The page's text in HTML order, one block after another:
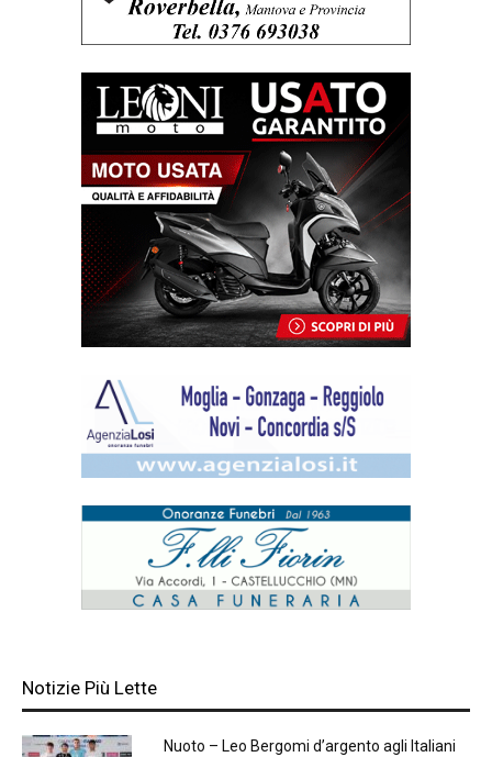
Notizie Più Lette
Nuoto – Leo Bergomi d’argento agli Italiani